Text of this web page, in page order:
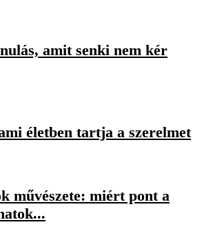
amit senki nem kér
életben tartja a szerelmet
művészete: miért pont a